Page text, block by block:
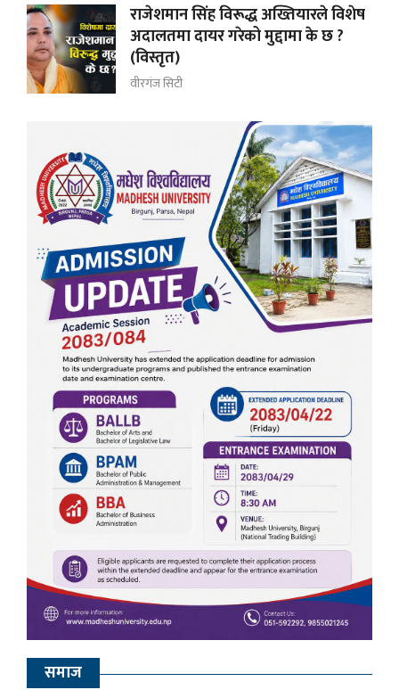
राजेशमान सिंह विरूद्ध अख्तियारले विशेष
अदालतमा दायर गरेको मुद्दामा के छ ?
(विस्तृत)
वीरगंज सिटी
समाज